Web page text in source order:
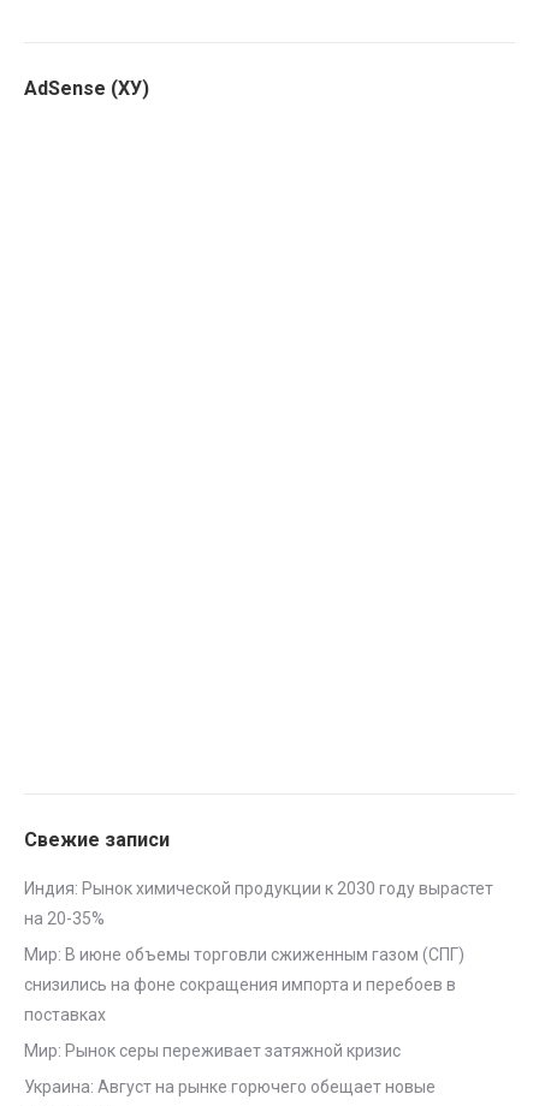
AdSense (ХУ)
Свежие записи
Индия: Рынок химической продукции к 2030 году вырастет
на 20-35%
Мир: В июне объемы торговли сжиженным газом (СПГ)
снизились на фоне сокращения импорта и перебоев в
поставках
Мир: Рынок серы переживает затяжной кризис
Украина: Август на рынке горючего обещает новые